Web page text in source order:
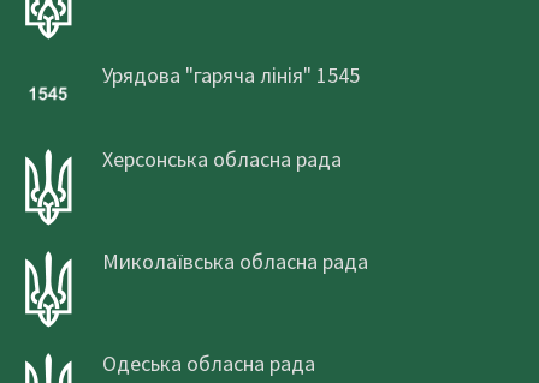
Урядова "гаряча лінія" 1545
Херсонська обласна рада
Миколаївська обласна рада
Одеська обласна рада